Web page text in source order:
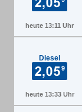
heute 13:11 Uhr
Diesel
heute 13:33 Uhr